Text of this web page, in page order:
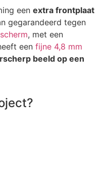
een extra frontplaat
gegarandeerd tegen
, met een
een fijne 4,8 mm
beeld op een